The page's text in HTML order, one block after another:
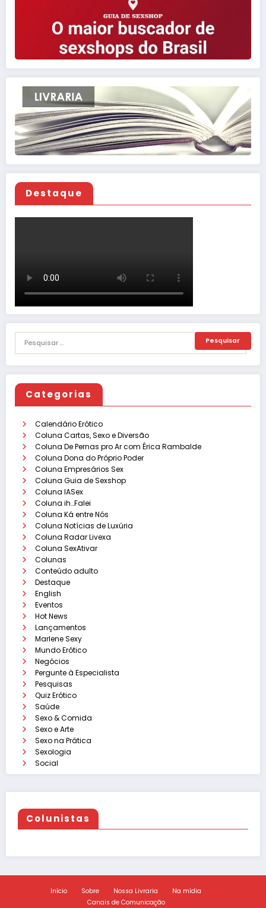
Destaque
Categorias
Calendário Erótico
Coluna Cartas, Sexo e Diversão
Coluna De Pernas pro Ar com Érica Rambalde
Coluna Dona do Próprio Poder
Coluna Empresários Sex
Coluna Guia de Sexshop
Coluna IASex
Coluna ih…Falei
Coluna Ká entre Nós
Coluna Notícias de Luxúria
Coluna Radar Livexa
Coluna SexAtivar
Colunas
Conteúdo adulto
Destaque
English
Eventos
Hot News
Lançamentos
Marlene Sexy
Mundo Erótico
Negócios
Pergunte à Especialista
Pesquisas
Quiz Erótico
Saúde
Sexo & Comida
Sexo e Arte
Sexo na Prática
Sexologia
Social
Colunistas
Início Sobre Nossa Livraria
Na mídia
Canais de Comunicação